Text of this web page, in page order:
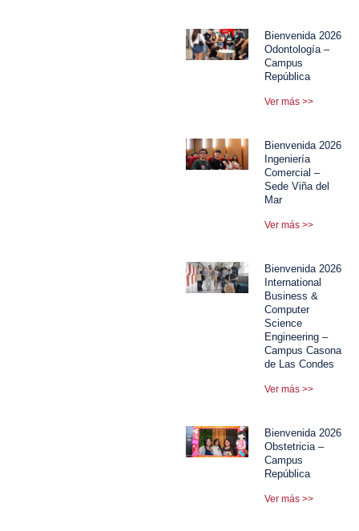
Bienvenida 2026
Odontología –
Campus
República
Ver más >>
Bienvenida 2026
Ingeniería
Comercial –
Sede Viña del
Mar
Ver más >>
Bienvenida 2026
International
Business &
Computer
Science
Engineering –
Campus Casona
de Las Condes
Ver más >>
Bienvenida 2026
Obstetricia –
Campus
República
Ver más >>